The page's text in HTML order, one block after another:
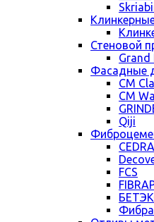
Стеновой
Grand
Фасадные
CM
CM
Qiji
FCS